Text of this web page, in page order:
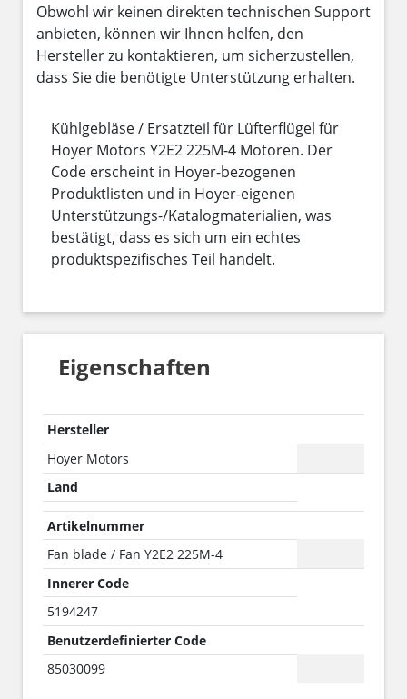
Obwohl wir keinen direkten technischen Support
anbieten, können wir Ihnen helfen, den
Hersteller zu kontaktieren, um sicherzustellen,
dass Sie die benötigte Unterstützung erhalten.
Kühlgebläse / Ersatzteil für Lüfterflügel für
Hoyer Motors Y2E2 225M-4 Motoren. Der
Code erscheint in Hoyer-bezogenen
Produktlisten und in Hoyer-eigenen
Unterstützungs-/Katalogmaterialien, was
bestätigt, dass es sich um ein echtes
produktspezifisches Teil handelt.
Eigenschaften
Hersteller
Hoyer Motors
Land
Artikelnummer
Fan blade / Fan Y2E2 225M-4
Innerer Code
5194247
Benutzerdefinierter Code
85030099